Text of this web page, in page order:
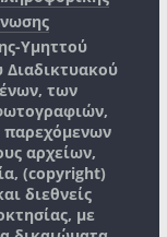
Υμηττού
Διαδικτυακού
των
παρεχόμενων
αρχείων,
(copyright)
διεθνείς
με